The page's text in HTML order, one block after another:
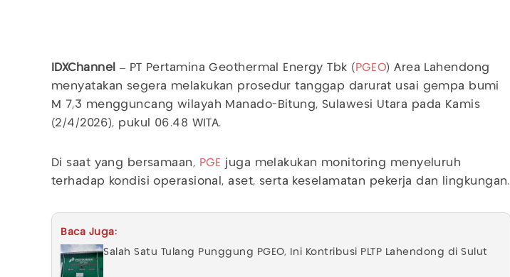
IDXChannel – PT Pertamina Geothermal Energy Tbk ( PGEO) Area Lahendong
menyatakan segera melakukan prosedur tanggap darurat usai gempa bumi
M 7,3 mengguncang wilayah Manado-Bitung, Sulawesi Utara pada Kamis
(2/4/2026), pukul 06.48 WITA.
Di saat yang bersamaan, PGE juga melakukan monitoring menyeluruh
terhadap kondisi operasional, aset, serta keselamatan pekerja dan lingkungan.
Baca Juga:
Salah Satu Tulang Punggung PGEO, Ini Kontribusi PLTP Lahendong di Sulut